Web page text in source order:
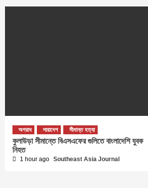
অপরাধ সারাদেশ সীমান্ত হত্যা
কুলাউড়া সীমান্তে বিএসএফের গুলিতে বাংলাদেশি যুবক
নিহত
1 hour ago Southeast Asia Journal